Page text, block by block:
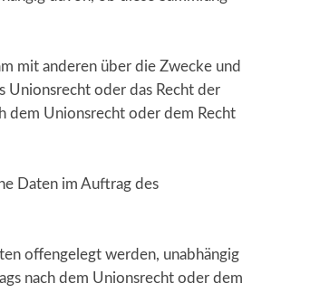
mit anderen über die Zwecke und
Unionsrecht oder das Recht der
dem Unionsrecht oder dem Recht
Daten im Auftrag des
offengelegt werden, unabhängig
nach dem Unionsrecht oder dem